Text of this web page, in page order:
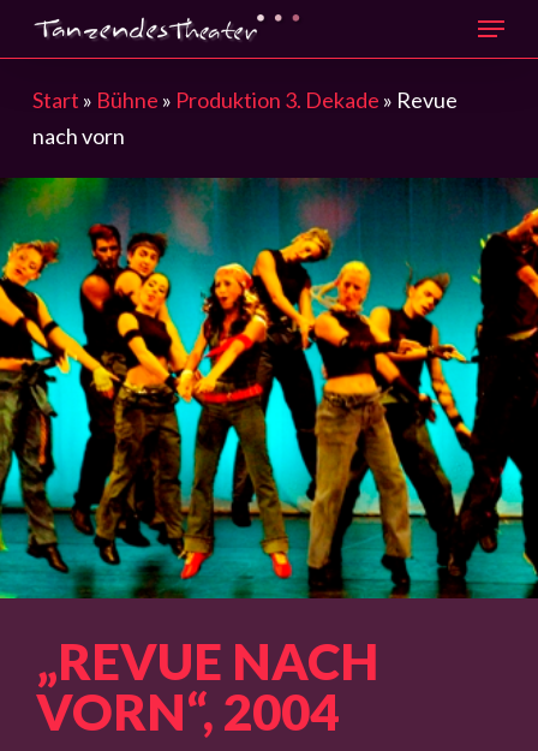
Skip
to
main
content
Menu
Start » Bühne » Produktion 3. Dekade » Revue
nach vorn
„REVUE NACH
VORN“, 2004